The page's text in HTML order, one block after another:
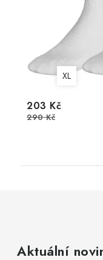
XL
203 Kč
290 Kč
Aktuální